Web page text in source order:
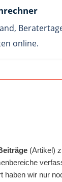
online.
(Artikel)
haben wir nur